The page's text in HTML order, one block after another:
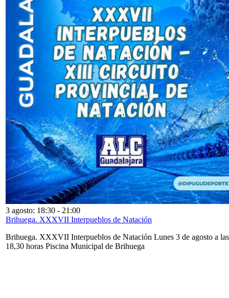
3 agosto: 18:30 - 21:00
Brihuega. XXXVII Interpueblos de Natación
Brihuega. XXXVII Interpueblos de Natación Lunes 3 de agosto a las
18,30 horas Piscina Municipal de Brihuega